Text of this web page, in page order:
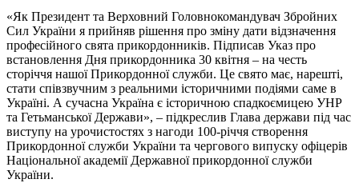
«Як Президент та Верховний Головнокомандувач Збройних
Сил України я прийняв рішення про зміну дати відзначення
професійного свята прикордонників. Підписав Указ про
встановлення Дня прикордонника 30 квітня – на честь
сторіччя нашої Прикордонної служби. Це свято має, нарешті,
стати співзвучним з реальними історичними подіями саме в
Україні. А сучасна Україна є історичною спадкоємицею УНР
та Гетьманської Держави», – підкреслив Глава держави під час
виступу на урочистостях з нагоди 100-річчя створення
Прикордонної служби України та чергового випуску офіцерів
Національної академії Державної прикордонної служби
України.